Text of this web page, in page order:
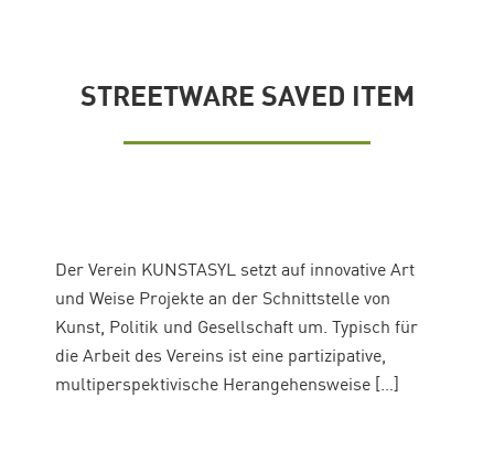
STREETWARE SAVED ITEM
Der Verein KUNSTASYL setzt auf innovative Art
und Weise Projekte an der Schnittstelle von
Kunst, Politik und Gesellschaft um. Typisch für
die Arbeit des Vereins ist eine partizipative,
multiperspektivische Herangehensweise […]